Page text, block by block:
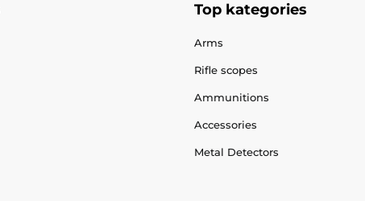
Top kategories
Arms
Rifle scopes
Ammunitions
Accessories
Metal Detectors